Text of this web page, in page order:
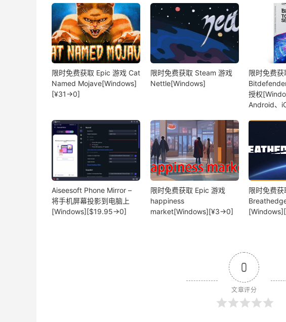
限时免费获取 Epic 游戏 Cat
Named Mojave[Windows]
[¥31→0]
限时免费获取 Steam 游戏
Nettle[Windows]
限时免费获
授权
Android、
Aiseesoft Phone Mirror –
将手机屏幕投影到电脑上
[Windows][$19.95→0]
限时免费获取 Epic 游戏
happiness
market[Windows][¥3→0]
限时免费
0
文章评分